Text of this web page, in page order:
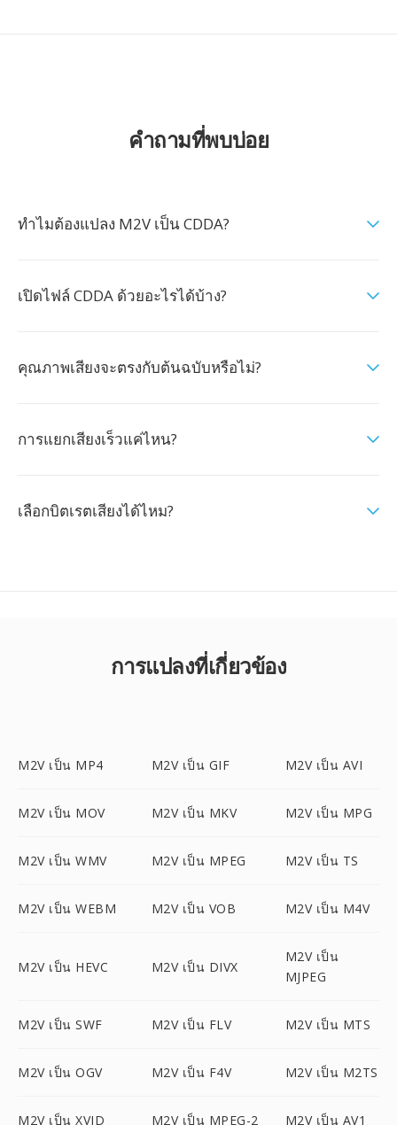
คำถามที่พบบ่อย
ทำไมต้องแปลง M2V เป็น CDDA?
เปิดไฟล์ CDDA ด้วยอะไรได้บ้าง?
คุณภาพเสียงจะตรงกับต้นฉบับหรือไม่?
การแยกเสียงเร็วแค่ไหน?
เลือกบิตเรตเสียงได้ไหม?
การแปลงที่เกี่ยวข้อง
M2V เป็น MP4 M2V เป็น GIF M2V เป็น AVI
M2V เป็น MOV M2V เป็น MKV M2V เป็น MPG
M2V เป็น WMV M2V เป็น MPEG M2V เป็น TS
M2V เป็น WEBM M2V เป็น VOB M2V เป็น M4V
M2V เป็น HEVC M2V เป็น DIVX
M2V เป็น
MJPEG
M2V เป็น SWF M2V เป็น FLV M2V เป็น MTS
M2V เป็น OGV M2V เป็น F4V M2V เป็น M2TS
M2V เป็น XVID M2V เป็น MPEG-2 M2V เป็น AV1